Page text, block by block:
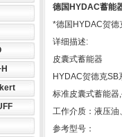
德国HYDAC蓄能
*德国HYDAC贺德
详细描述:
皮囊式蓄能器
HYDAC贺德克SB
标准皮囊式蓄能
工作介质：液压
参考型号：